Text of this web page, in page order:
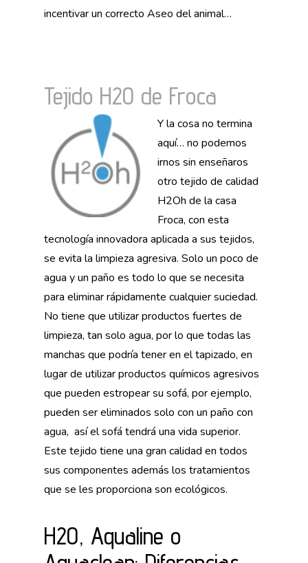
incentivar un correcto Aseo del animal…
Tejido H2O de Froca
Y la cosa no termina
aquí… no podemos
irnos sin enseñaros
otro tejido de calidad
H2Oh de la casa
Froca, con esta
tecnología innovadora aplicada a sus tejidos,
se evita la limpieza agresiva. Solo un poco de
agua y un paño es todo lo que se necesita
para eliminar rápidamente cualquier suciedad.
No tiene que utilizar productos fuertes de
limpieza, tan solo agua, por lo que todas las
manchas que podría tener en el tapizado, en
lugar de utilizar productos químicos agresivos
que pueden estropear su sofá, por ejemplo,
pueden ser eliminados solo con un paño con
agua, así el sofá tendrá una vida superior.
Este tejido tiene una gran calidad en todos
sus componentes además los tratamientos
que se les proporciona son ecológicos.
H2O, Aqualine o